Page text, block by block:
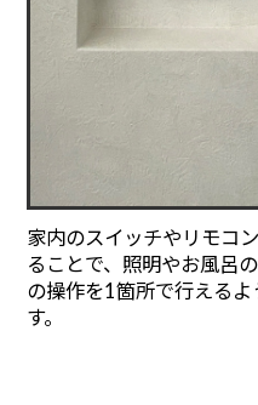
家内のスイッチやリモコ
ることで、照明やお風呂
の操作を1箇所で行える
す。